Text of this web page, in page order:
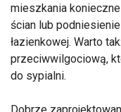
mieszkania
ścian lub
łazienkowej. Warto
przeciwwilgociową,
do sypialni.
Dobrze